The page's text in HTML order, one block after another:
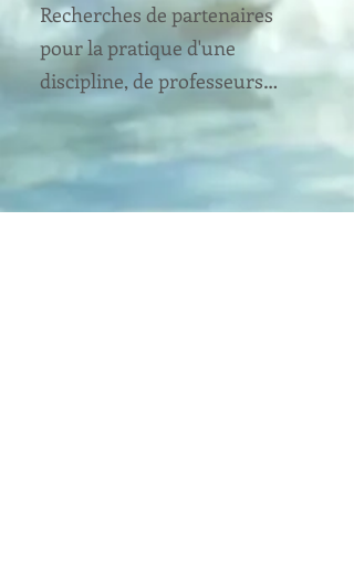
Recherches de partenaires
pour la pratique d'une
discipline, de professeurs…